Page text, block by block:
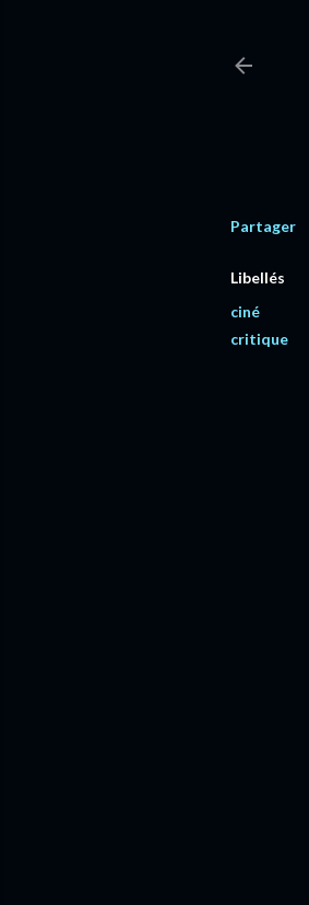
Partager
Libellés
ciné
critique